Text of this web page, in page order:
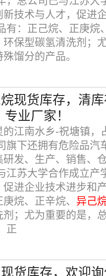
技术与人才，促进
有：正己烷、正庚烷
保型碳氢清洗剂；
馏分的产品。
现货库存，清
业厂家！
江南水乡-祝塘镇，
旗下还拥有危险品汽
发、生产、销售、
江苏大学合作成立产
进企业技术进步和
烷、正辛烷、 异己
；尤为重要的是，
正
货库存，欢迎